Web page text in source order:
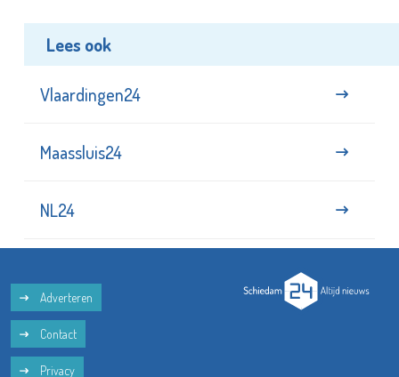
Lees ook
Vlaardingen24
Maassluis24
NL24
Adverteren
Contact
Privacy